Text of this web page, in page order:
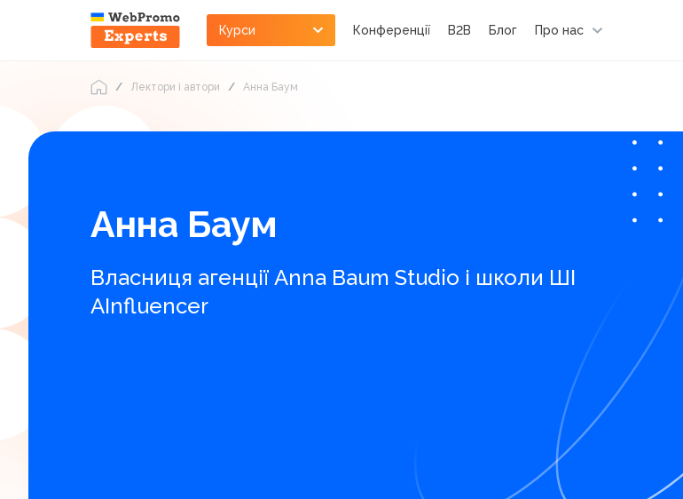
Курси Конференції B2B Блог Про нас
Лектори і автори Анна Баум
Анна Баум
Власниця агенції Anna Baum Studio і школи ШІ
AInfluencer